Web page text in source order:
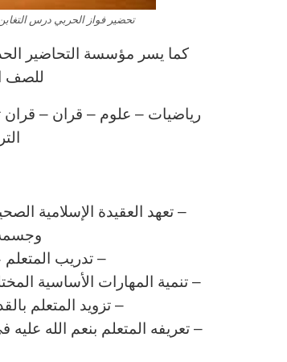
تحضير فواز الحربي درس التغابن 1-12 مادة قران تحفيظ الصف الثالث الابتدائي الفصل الدراسى الاول 1443
كما يسر مؤسسة التحاضير
للصف
رياضيات – علوم – قران – قران
– تعهد العقيدة الإسلامية
وجسمه
– تدريب
– تنمية المهارات الأساسية
– تزويد المتعلم
– تعريفه المتعلم بنعم الله